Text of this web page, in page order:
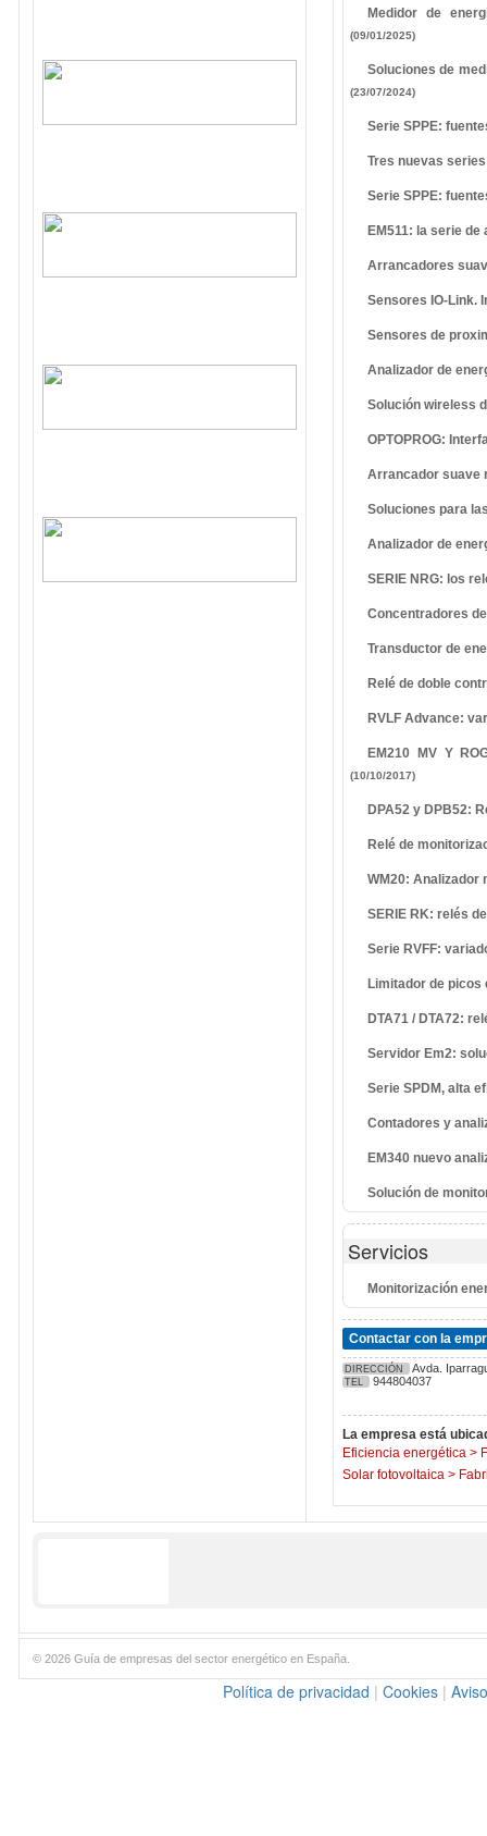
Medidor de
(09/01/2025)
Soluciones de
(23/07/2024)
Serie SPPE:
Tres nuevas
Serie SPPE:
EM511: la serie
Arrancadores
Sensores IO-Link.
Sensores de
Analizador de
Solución wireless
OPTOPROG:
Arrancador suave
Soluciones para
Analizador de
SERIE NRG: los
Concentradores
Transductor de
Relé de doble
RVLF Advance:
EM210 MV Y
(10/10/2017)
DPA52 y DPB52:
Relé de
WM20: Analizador
SERIE RK: relés
Serie RVFF:
Limitador de
DTA71 / DTA72:
Servidor Em2:
Serie SPDM, alta
Contadores y
EM340 nuevo
Solución de
Servicios
Monitorización
Contactar con la
DIRECCIÓN Avda.
TEL 944804037
La empresa está
Eficiencia energética >
Solar fotovoltaica >
© 2026 Guía de empresas del sector energético en España.
Política de privacidad | Cookies |